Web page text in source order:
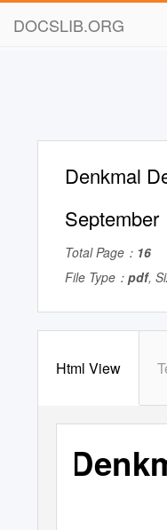
DOCSLIB.ORG
Denkmal
September
Total Page： 16
File Type： pdf,
Html View